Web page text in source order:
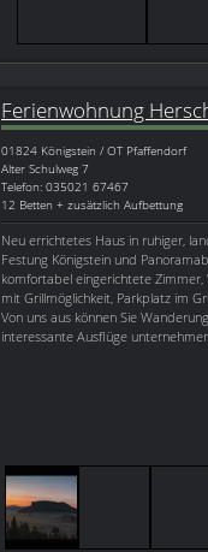
Ferienwohnung
01824 Königstein / OT Pfaffendorf
Alter Schulweg 7
Telefon: 035021 67467
12 Betten + zusätzlich Aufbettung
Neu errichtetes Haus in ruhiger,
Festung Königstein und
komfortabel eingerichtete Zimmer,
mit Grillmöglichkeit, Parkplatz im
Von uns aus können Sie
interessante Ausflüge